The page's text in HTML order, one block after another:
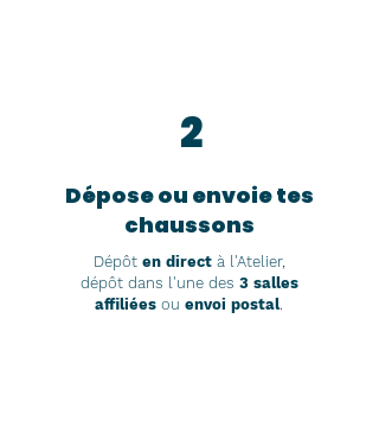
2
Dépose ou envoietes
chaussons
Dépôt en directà l'Atelier,
dépôt dans l'une des 3 salles
affiliées ou envoi postal.